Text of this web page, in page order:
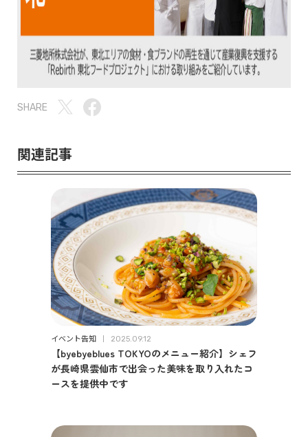
SHARE
関連記事
イベント告知 2025.09.12
【byebyeblues TOKYOのメニュー紹介】シェフ
が長崎県雲仙市で出会った美味を取り入れたコ
ースを提供中です